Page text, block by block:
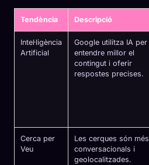
Tendència Descripció
Intel·ligència
Artificial
Google utilitza IA per
entendre millor el
contingut i oferir
respostes precises.
Cerca per
Veu
Les cerques són més
conversacionals i
geolocalitzades.